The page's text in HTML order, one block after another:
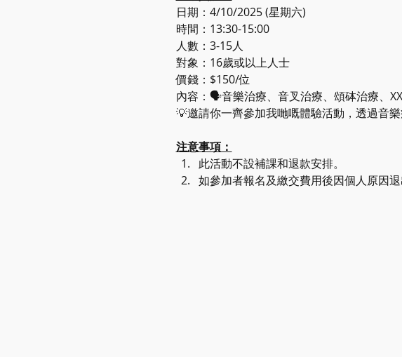
日期：4/10/2025 (星期六)
時間：13:30-15:00
人數：3-15人
對象：16歲或以上人士
價錢：$150/位
內容：🗣音樂治療、音叉治療、頌砵治療、
💡邀請你一齊參加我哋嘅體驗活動，透過音
注意事項：
此活動不設補課和退款安排。
如參加者報名及繳交費用後因個人原因